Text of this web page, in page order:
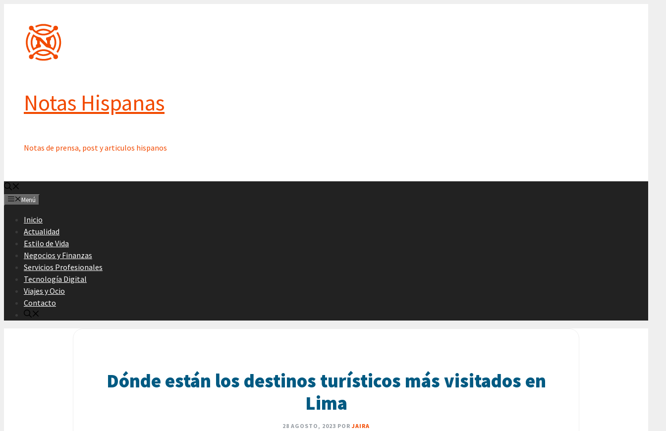
contenido
Notas Hispanas
Notas de prensa, post y articulos hispanos
Menú
Inicio
Actualidad
Estilo de Vida
Negocios y Finanzas
Servicios Profesionales
Tecnología Digital
Viajes y Ocio
Contacto
Dónde están los destinos turísticos más visitados en
Lima
28 AGOSTO, 2023 POR JAIRA